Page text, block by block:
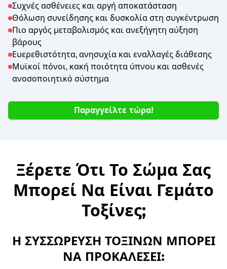
Συχνές ασθένειες και αργή αποκατάσταση
Θόλωση συνείδησης και δυσκολία στη συγκέντρωση
Πιο αργός μεταβολισμός και ανεξήγητη αύξηση
βάρους
Ευερεθιστότητα, ανησυχία και εναλλαγές διάθεσης
Μυϊκοί πόνοι, κακή ποιότητα ύπνου και ασθενές
ανοσοποιητικό σύστημα
Παραγγείλτε τώρα!
Ξέρετε Ότι Το Σώμα Σας
Μπορεί Να Είναι Γεμάτο
Τοξίνες;
Η ΣΥΣΣΏΡΕΥΣΗ ΤΟΞΙΝΏΝ ΜΠΟΡΕΊ
ΝΑ ΠΡΟΚΑΛΈΣΕΙ: